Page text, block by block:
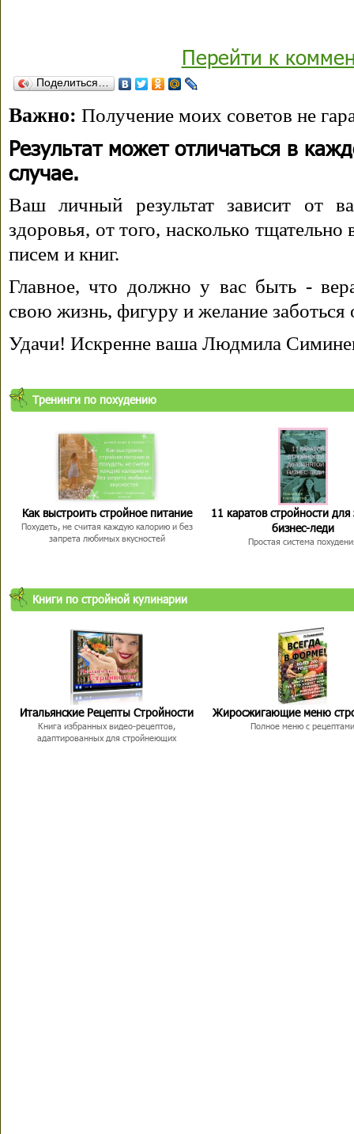
Перейти к
Поделиться…
Важно: Получение моих советов не
Результат может отличаться в
случае.
Ваш личный результат зависит от
здоровья, от того, насколько
писем и книг.
Главное, что должно у вас быть -
свою жизнь, фигуру и желание заботься
Удачи! Искренне ваша Людмила
Тренинги по похудению
Как выстроить стройное питание
Похудеть, не считая каждую калорию и без
запрета любимых вкусностей
11 каратов стройности для
бизнес-леди
Простая система
Книги по стройной кулинарии
Итальянские Рецепты Стройности
Книга избранных видео-рецептов,
адаптированных для стройнеющих
Жиросжигающие меню
Полное меню с рецептами